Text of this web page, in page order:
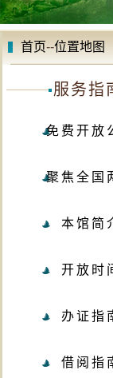
服务指
免费开放
聚焦全国
本馆简
开放时
办证指
借阅指
首页--位置地图